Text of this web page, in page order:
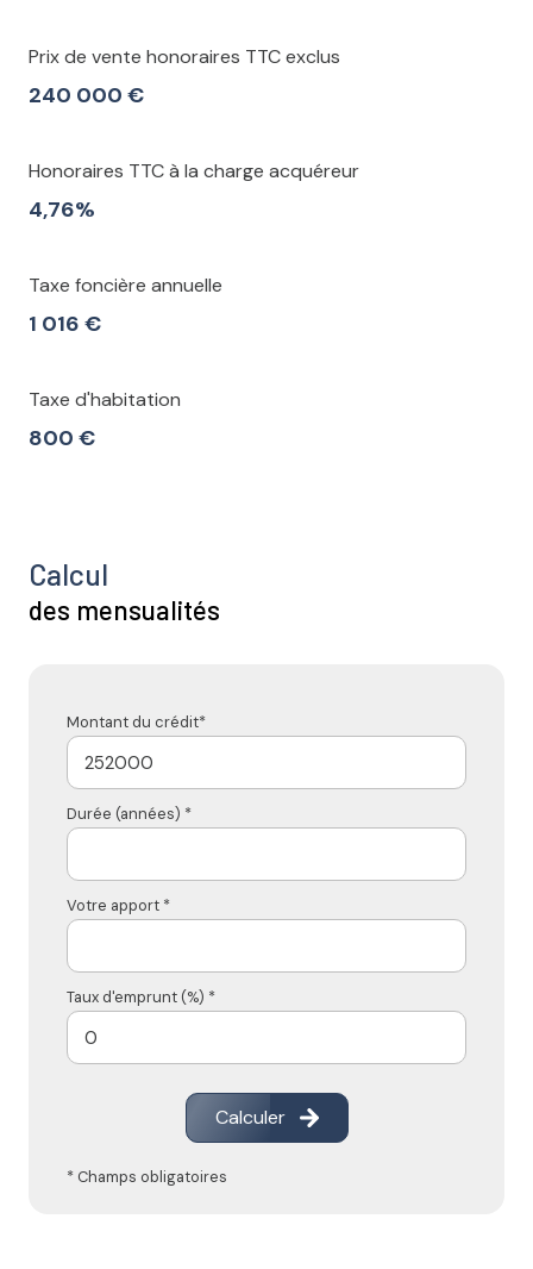
Prix de vente honoraires TTC exclus
240 000 €
Honoraires TTC à la charge acquéreur
4,76%
Taxe foncière annuelle
1 016 €
Taxe d'habitation
800 €
Calcul
des mensualités
Montant du crédit*
Durée (années) *
Votre apport *
Taux d'emprunt (%) *
Calculer
* Champs obligatoires